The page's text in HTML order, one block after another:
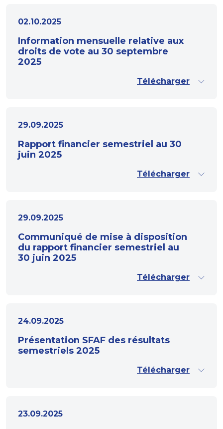
02.10.2025
Information mensuelle relative aux
droits de vote au 30 septembre
2025
Télécharger
29.09.2025
Rapport financier semestriel au 30
juin 2025
Télécharger
29.09.2025
Communiqué de mise à disposition
du rapport financier semestriel au
30 juin 2025
Télécharger
24.09.2025
Présentation SFAF des résultats
semestriels 2025
Télécharger
23.09.2025